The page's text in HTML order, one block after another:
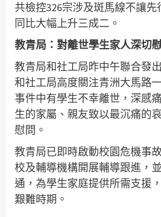
共檢控326宗涉及斑馬線不讓先
同比大幅上升三成二。
教青局：對離世學生家人深切
教青局和社工局昨中午聯合發
和社工局高度關注青洲大馬路
事件中有學生不幸離世，深感
生的家屬、親友致以最沉痛的
慰問。
教青局已即時啟動校園危機事
校及輔導機構開展輔導跟進，
通，為學生家庭提供所需支援
艱難時期。